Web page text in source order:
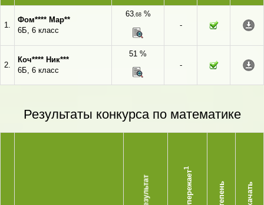
1.
Фом**** Мар**
6Б, 6 класс
63,68%
-
2.
Коч**** Ник***
6Б, 6 класс
51 %
-
Результаты конкурса по математике
Результат Опережает
1
Степень Скачать